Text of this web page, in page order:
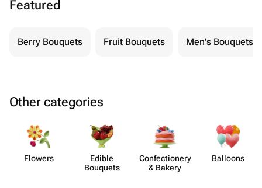
Featured
Berry Bouquets Fruit Bouquets Men's Bouquets
Other categories
Flowers
Edible
Bouquets
Confect​ionery
& Bakery
Balloons